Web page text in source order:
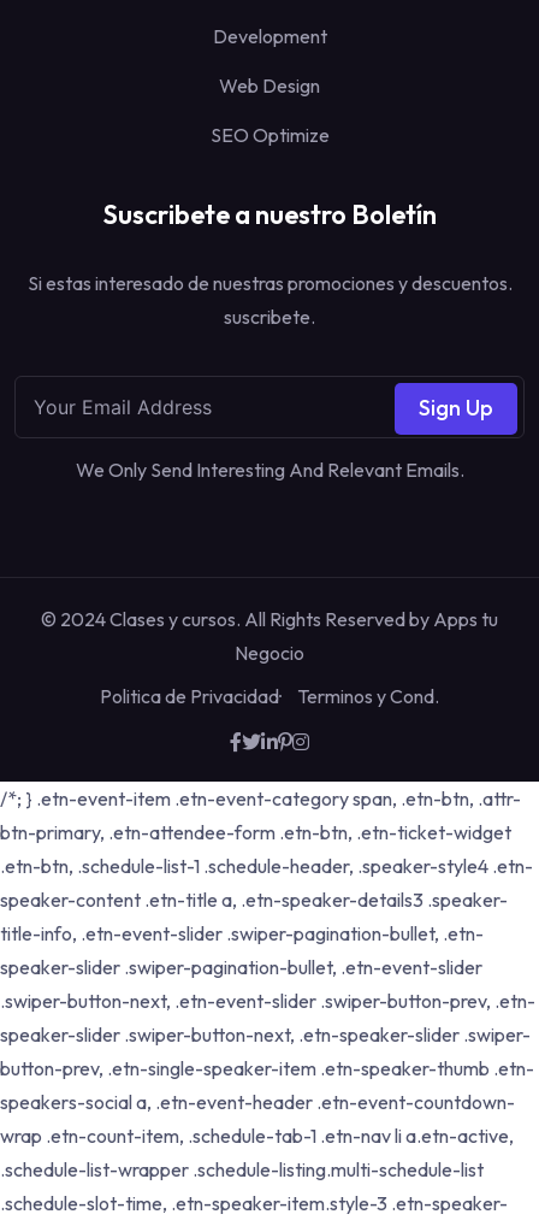
Development
Web Design
SEO Optimize
Suscribete a nuestro Boletín
Si estas interesado de nuestras promociones y descuentos.
suscribete.
Sign Up
We Only Send Interesting And Relevant Emails.
© 2024 Clases y cursos. All Rights Reserved by Apps tu
Negocio
Politica de Privacidad
Terminos y Cond.
/*; } .etn-event-item .etn-event-category span, .etn-btn, .attr-
btn-primary, .etn-attendee-form .etn-btn, .etn-ticket-widget
.etn-btn, .schedule-list-1 .schedule-header, .speaker-style4 .etn-
speaker-content .etn-title a, .etn-speaker-details3 .speaker-
title-info, .etn-event-slider .swiper-pagination-bullet, .etn-
speaker-slider .swiper-pagination-bullet, .etn-event-slider
.swiper-button-next, .etn-event-slider .swiper-button-prev, .etn-
speaker-slider .swiper-button-next, .etn-speaker-slider .swiper-
button-prev, .etn-single-speaker-item .etn-speaker-thumb .etn-
speakers-social a, .etn-event-header .etn-event-countdown-
wrap .etn-count-item, .schedule-tab-1 .etn-nav li a.etn-active,
.schedule-list-wrapper .schedule-listing.multi-schedule-list
.schedule-slot-time, .etn-speaker-item.style-3 .etn-speaker-